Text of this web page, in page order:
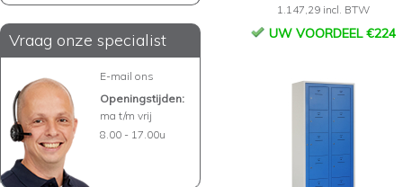
Vraag onze specialist
E-mail ons
Openingstijden:
ma t/m vrij
8.00 - 17.00u
1.147,29 incl. BTW
UW VOORDEEL €224